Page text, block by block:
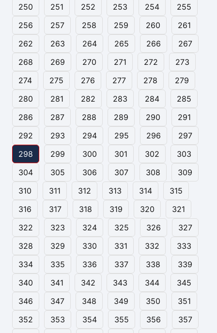
250
251 252 253 254
255
256
257 258 259 260
261
262
263 264 265 266
267
268
269 270 271 272
273
274
275 276 277 278
279
280
281 282 283 284
285
286
287 288 289 290
291
292
293 294 295 296
297
298
299 300 301 302
303
304
305 306 307 308
309
310
311 312 313 314
315
316
317 318 319 320
321
322
323 324 325 326
327
328
329 330 331 332
333
334
335 336 337 338
339
340
341 342 343 344
345
346
347 348 349 350
351
352
353 354 355 356 357